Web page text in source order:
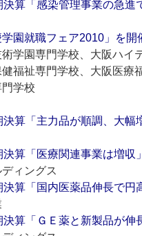
算「感染管理事業の急進
学園就職フェア2010」を開
学園専門学校、大阪ハイ
福祉専門学校、大阪医療
学校
算「主力品が順調、大幅
算「医療関連事業は増収」
ィングス
算「国内医薬品伸長で円
算「ＧＥ薬と新製品が伸